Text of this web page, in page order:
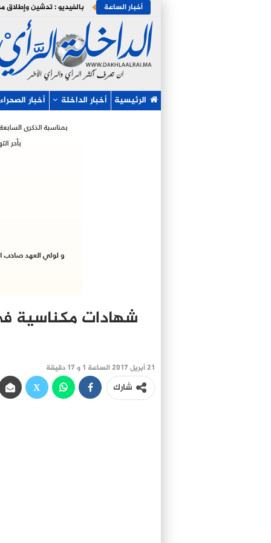
أخبار الساعة
الرئيسية أخبار الداخلة أخبار الصحراء
شهادات مكناسية
21 أبريل 2017 الساعة 1 و 17 دقيقة
شارك